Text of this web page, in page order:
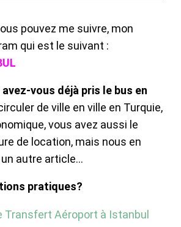
pouvez me suivre, mon
qui est le suivant :
vous déjà pris le bus en
de ville en ville en Turquie,
vous avez aussi le
de location, mais nous en
autre article…
pratiques?
Transfert Aéroport à Istanbul